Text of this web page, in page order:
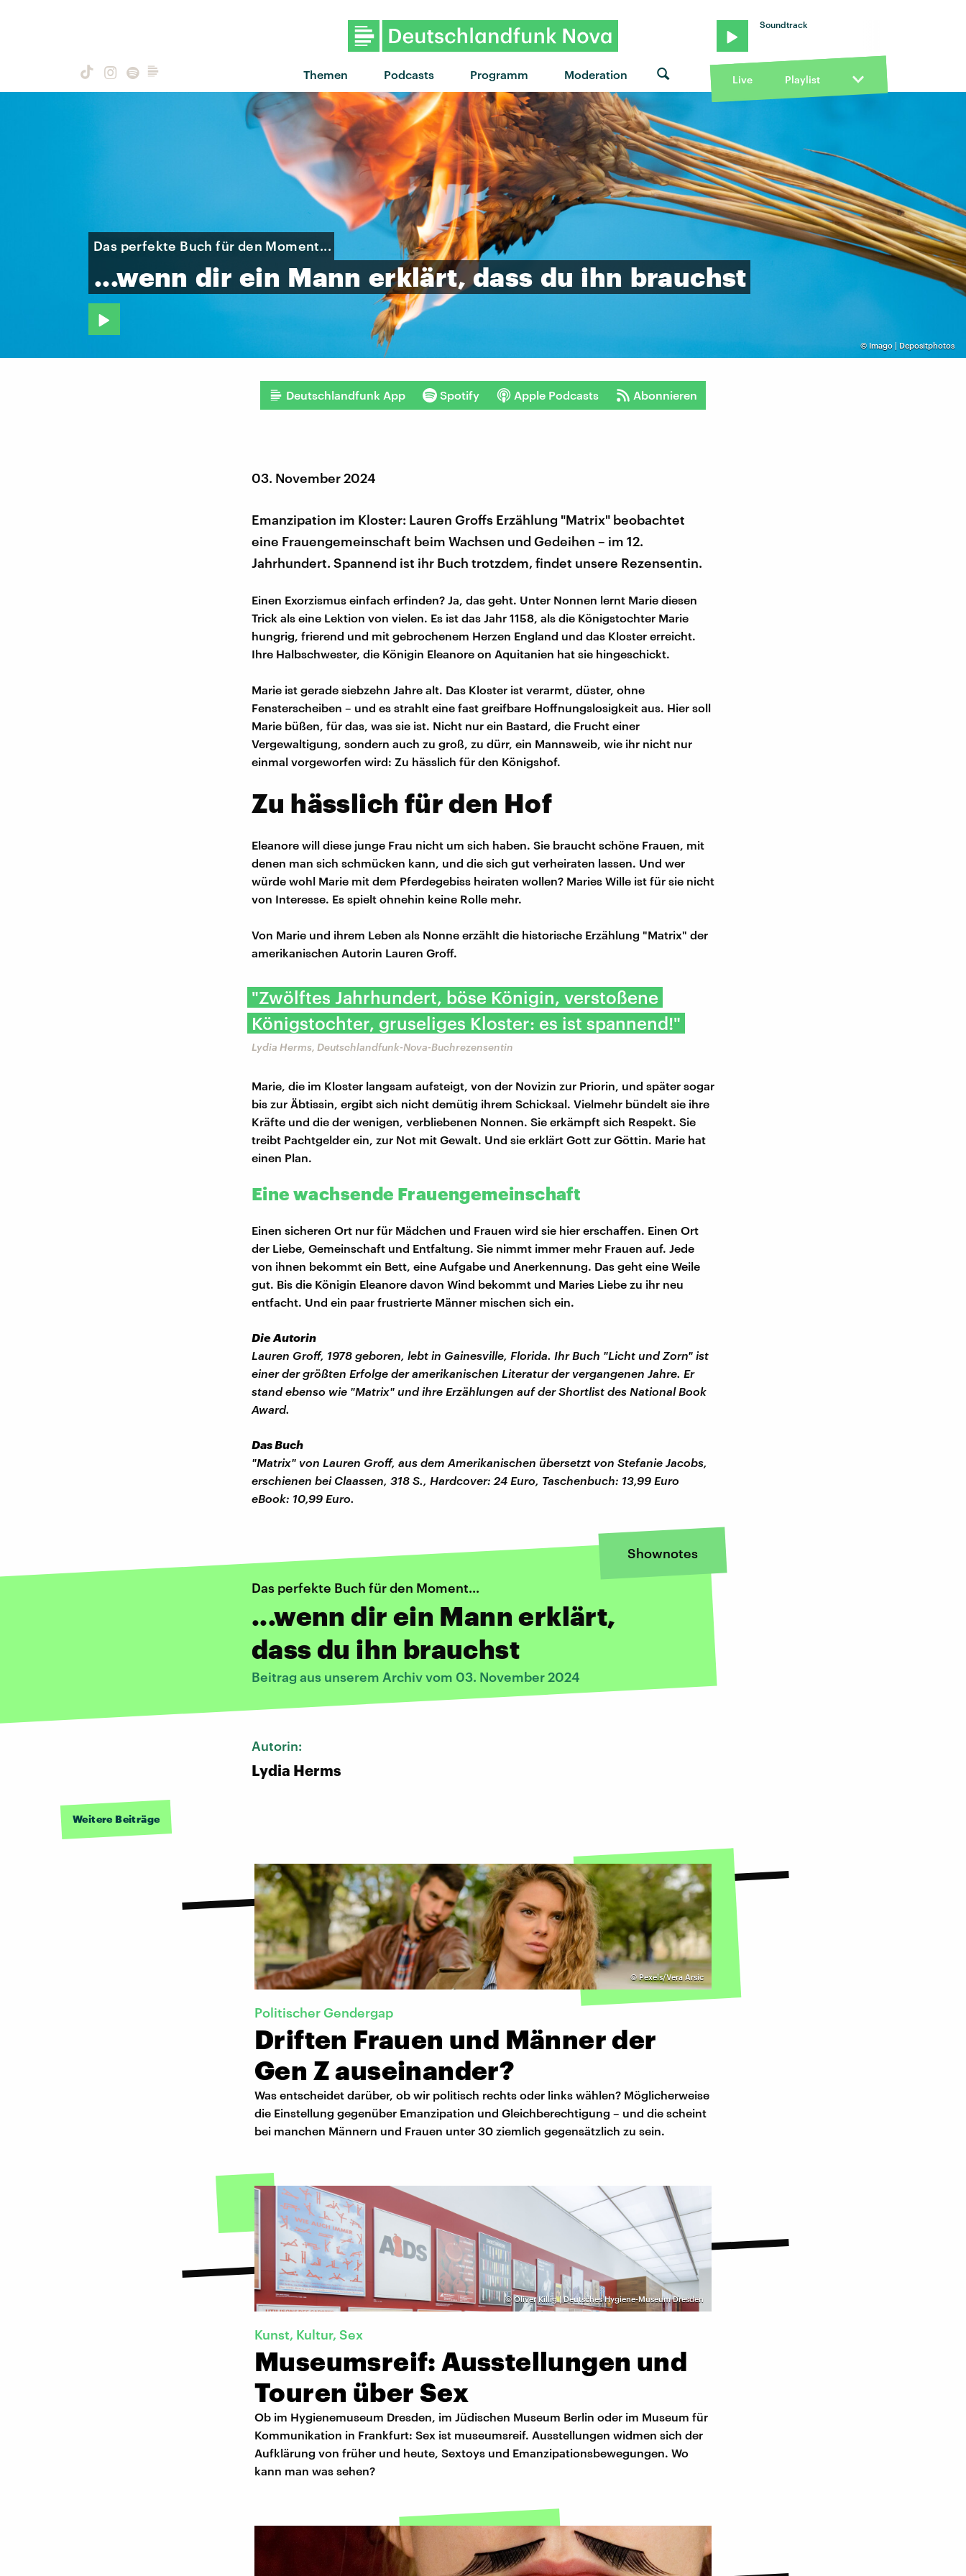
Themen Podcasts Programm Moderation
Soundtrack
"Beifahrersitz" von Kasi x antonius · "Beifahrersitz" von Kasi x antonius · "Beifahrersitz" von
Live Playlist
© Imago | Depositphotos
Das perfekte Buch für den Moment...
...wenn dir ein Mann erklärt, dass du ihn brauchst
Deutschlandfunk App Spotify Apple Podcasts Abonnieren
03. November 2024
Emanzipation im Kloster: Lauren Groffs Erzählung "Matrix" beobachtet
eine Frauengemeinschaft beim Wachsen und Gedeihen – im 12.
Jahrhundert. Spannend ist ihr Buch trotzdem, findet unsere Rezensentin.
Einen Exorzismus einfach erfinden? Ja, das geht. Unter Nonnen lernt Marie diesen
Trick als eine Lektion von vielen. Es ist das Jahr 1158, als die Königstochter Marie
hungrig, frierend und mit gebrochenem Herzen England und das Kloster erreicht.
Ihre Halbschwester, die Königin Eleanore on Aquitanien hat sie hingeschickt.
Marie ist gerade siebzehn Jahre alt. Das Kloster ist verarmt, düster, ohne
Fensterscheiben – und es strahlt eine fast greifbare Hoffnungslosigkeit aus. Hier soll
Marie büßen, für das, was sie ist. Nicht nur ein Bastard, die Frucht einer
Vergewaltigung, sondern auch zu groß, zu dürr, ein Mannsweib, wie ihr nicht nur
einmal vorgeworfen wird: Zu hässlich für den Königshof.
Zu hässlich für den Hof
Eleanore will diese junge Frau nicht um sich haben. Sie braucht schöne Frauen, mit
denen man sich schmücken kann, und die sich gut verheiraten lassen. Und wer
würde wohl Marie mit dem Pferdegebiss heiraten wollen? Maries Wille ist für sie nicht
von Interesse. Es spielt ohnehin keine Rolle mehr.
Von Marie und ihrem Leben als Nonne erzählt die historische Erzählung "Matrix" der
amerikanischen Autorin Lauren Groff.
"Zwölftes Jahrhundert, böse Königin, verstoßene
Königstochter, gruseliges Kloster: es ist spannend!"
Lydia Herms, Deutschlandfunk-Nova-Buchrezensentin
Marie, die im Kloster langsam aufsteigt, von der Novizin zur Priorin, und später sogar
bis zur Äbtissin, ergibt sich nicht demütig ihrem Schicksal. Vielmehr bündelt sie ihre
Kräfte und die der wenigen, verbliebenen Nonnen. Sie erkämpft sich Respekt. Sie
treibt Pachtgelder ein, zur Not mit Gewalt. Und sie erklärt Gott zur Göttin. Marie hat
einen Plan.
Eine wachsende Frauengemeinschaft
Einen sicheren Ort nur für Mädchen und Frauen wird sie hier erschaffen. Einen Ort
der Liebe, Gemeinschaft und Entfaltung. Sie nimmt immer mehr Frauen auf. Jede
von ihnen bekommt ein Bett, eine Aufgabe und Anerkennung. Das geht eine Weile
gut. Bis die Königin Eleanore davon Wind bekommt und Maries Liebe zu ihr neu
entfacht. Und ein paar frustrierte Männer mischen sich ein.
Die Autorin
Lauren Groff, 1978 geboren, lebt in Gainesville, Florida. Ihr Buch "Licht und Zorn" ist
einer der größten Erfolge der amerikanischen Literatur der vergangenen Jahre. Er
stand ebenso wie "Matrix" und ihre Erzählungen auf der Shortlist des National Book
Award.
Das Buch
"Matrix" von Lauren Groff, aus dem Amerikanischen übersetzt von Stefanie Jacobs,
erschienen bei Claassen, 318 S., Hardcover: 24 Euro, Taschenbuch: 13,99 Euro
eBook: 10,99 Euro.
Shownotes
Das perfekte Buch für den Moment...
...wenn dir ein Mann erklärt,
dass du ihn brauchst
Beitrag aus unserem Archiv vom 03. November 2024
Autorin:
Lydia Herms
Weitere Beiträge
©Pexels/Vera Arsic
Politischer Gendergap
Driften Frauen und Männer der
Gen Z auseinander?
Was entscheidet darüber, ob wir politisch rechts oder links wählen? Möglicherweise
die Einstellung gegenüber Emanzipation und Gleichberechtigung – und die scheint
bei manchen Männern und Frauen unter 30 ziemlich gegensätzlich zu sein.
© Oliver Killig | Deutsches Hygiene-Museum Dresden
Kunst, Kultur, Sex
Museumsreif: Ausstellungen und
Touren über Sex
Ob im Hygienemuseum Dresden, im Jüdischen Museum Berlin oder im Museum für
Kommunikation in Frankfurt: Sex ist museumsreif. Ausstellungen widmen sich der
Aufklärung von früher und heute, Sextoys und Emanzipationsbewegungen. Wo
kann man was sehen?